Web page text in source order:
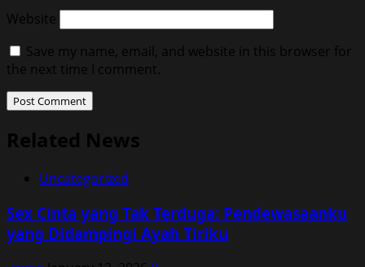
Website
Save my name, email, and website in this browser for
the next time I comment.
Related News
Uncategorized
Sex Cinta yang Tak Terduga: Pendewasaanku
yang Didampingi Ayah Tiriku